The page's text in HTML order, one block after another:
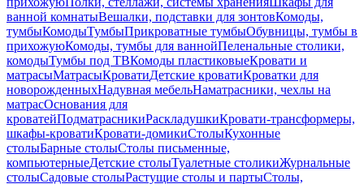
ванной комнатыВешалки, подставки для зонтовКомоды,
тумбыКомодыТумбыПрикроватные тумбыОбувницы, тумбы в
прихожуюКомоды, тумбы для ваннойПеленальные столики,
комодыТумбы под ТВКомоды пластиковыеКровати и
матрасыМатрасыКроватиДетские кроватиКроватки для
новорожденныхНадувная мебельНаматрасники, чехлы на
матрасОснования для
кроватейПодматрасникиРаскладушкиКровати-трансформеры,
шкафы-кроватиКровати-домикиСтолыКухонные
столыБарные столыСтолы письменные,
компьютерныеДетские столыТуалетные столикиЖурнальные
столыСадовые столыРастущие столы и партыСтолы,